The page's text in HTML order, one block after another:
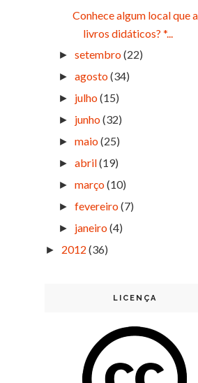
Conhece algum local que
livros didáticos? *...
►setembro(22)
►agosto(34)
► julho(15)
► junho(32)
►maio(25)
►abril(19)
►março(10)
►fevereiro(7)
► janeiro(4)
► 2012 (36)
LICENÇA